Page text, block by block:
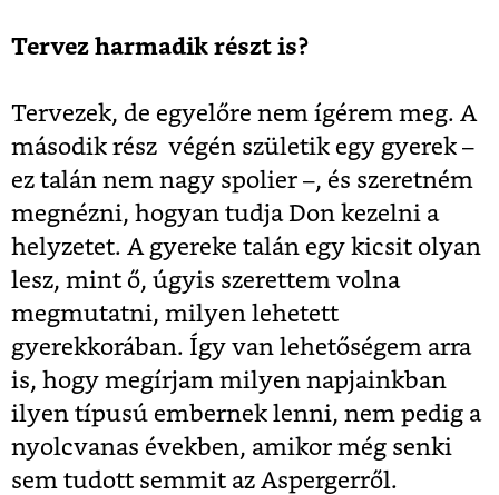
Tervez harmadik részt is?
Tervezek, de egyelőre nem ígérem meg. A
második rész végén születik egy gyerek –
ez talán nem nagy spolier –, és szeretném
megnézni, hogyan tudja Don kezelni a
helyzetet. A gyereke talán egy kicsit olyan
lesz, mint ő, úgyis szerettem volna
megmutatni, milyen lehetett
gyerekkorában. Így van lehetőségem arra
is, hogy megírjam milyen napjainkban
ilyen típusú embernek lenni, nem pedig a
nyolcvanas években, amikor még senki
sem tudott semmit az Aspergerről.